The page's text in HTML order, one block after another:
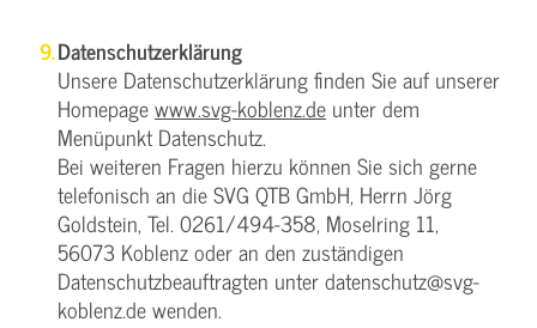
Datenschutzerklärung
Unsere Datenschutzerklärung finden Sie auf unserer
Homepagewww.svg-koblenz.de unter dem
Menüpunkt Datenschutz.
Bei weiteren Fragen hierzu können Sie sich gerne
telefonisch an die SVG QTB GmbH, Herrn Jörg
Goldstein, Tel. 0261/494-358, Moselring 11,
56073 Koblenz oder an den zuständigen
Datenschutzbeauftragten unter datenschutz@svg-
koblenz.de wenden.